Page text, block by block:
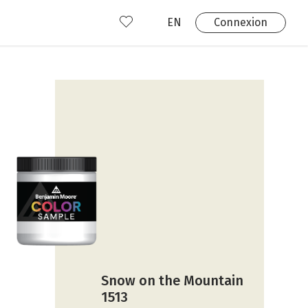
EN Connexion
Snow on the Mountain
1513